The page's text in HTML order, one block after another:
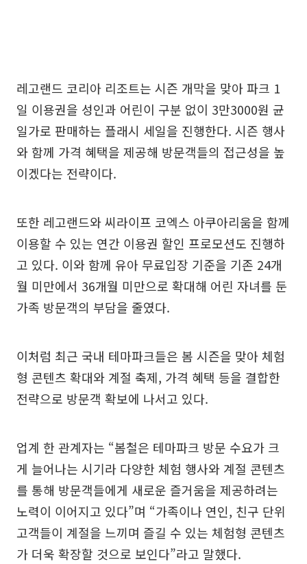
레고랜드 코리아 리조트는 시즌 개막을 맞아 파크 1
일 이용권을 성인과 어린이 구분 없이 3만3000원 균
일가로 판매하는 플래시 세일을 진행한다. 시즌 행사
와 함께 가격 혜택을 제공해 방문객들의 접근성을 높
이겠다는 전략이다.
또한 레고랜드와 씨라이프 코엑스 아쿠아리움을 함께
이용할 수 있는 연간 이용권 할인 프로모션도 진행하
고 있다. 이와 함께 유아 무료입장 기준을 기존 24개
월 미만에서 36개월 미만으로 확대해 어린 자녀를 둔
가족 방문객의 부담을 줄였다.
이처럼 최근 국내 테마파크들은 봄 시즌을 맞아 체험
형 콘텐츠 확대와 계절 축제, 가격 혜택 등을 결합한
전략으로 방문객 확보에 나서고 있다.
업계 한 관계자는 “봄철은 테마파크 방문 수요가 크
게 늘어나는 시기라 다양한 체험 행사와 계절 콘텐츠
를 통해 방문객들에게 새로운 즐거움을 제공하려는
노력이 이어지고 있다”며 “가족이나 연인, 친구 단위
고객들이 계절을 느끼며 즐길 수 있는 체험형 콘텐츠
가 더욱 확장할 것으로 보인다”라고 말했다.